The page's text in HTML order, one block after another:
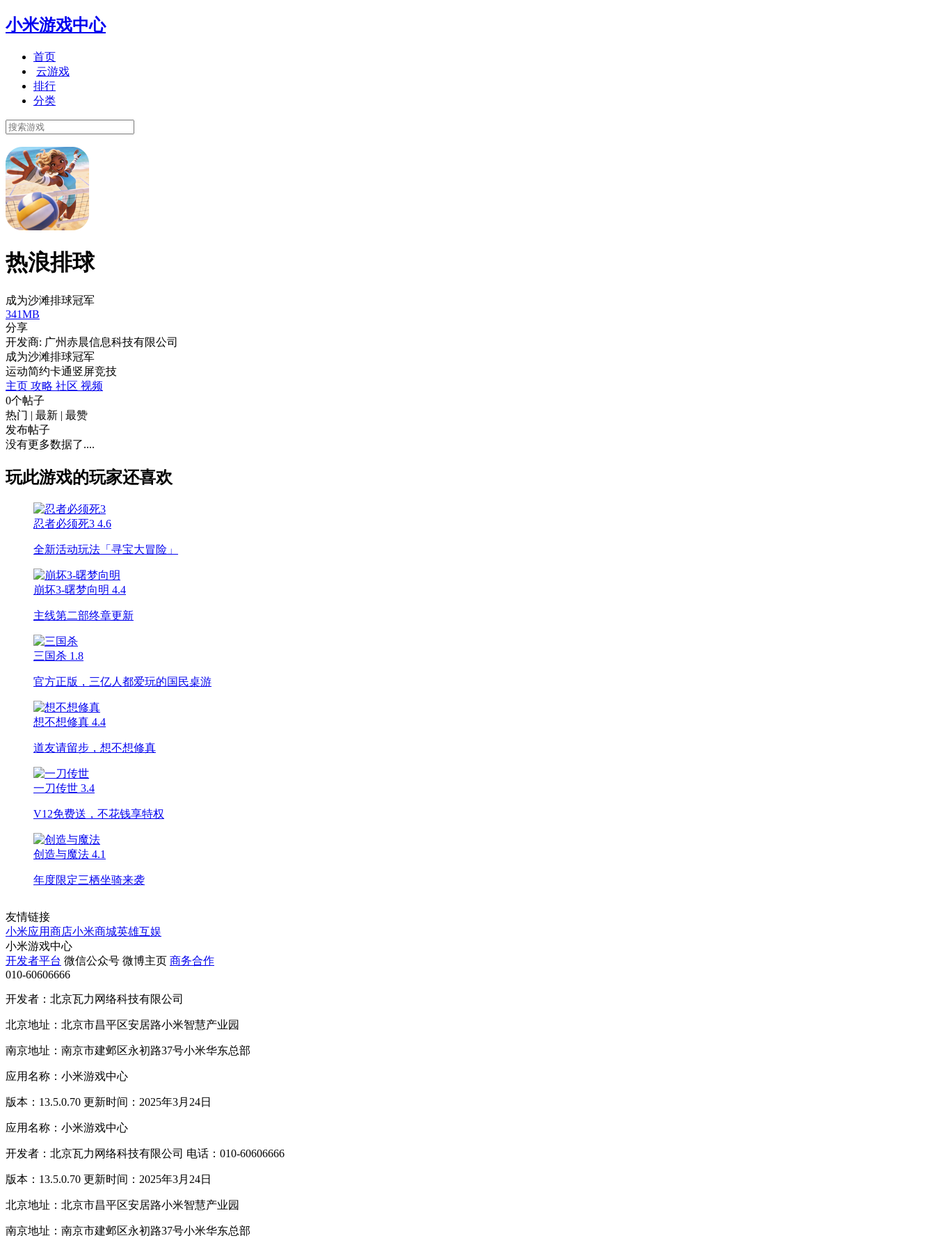
小米游戏中心
首页
云游戏
排行
分类
热浪排球
成为沙滩排球冠军
341MB
分享
开发商: 广州赤晨信息科技有限公司
成为沙滩排球冠军
运动简约卡通竖屏竞技
主页 攻略 社区 视频
0个帖子
热门 | 最新 | 最赞
发布帖子
没有更多数据了....
玩此游戏的玩家还喜欢
忍者必须死3 4.6
全新活动玩法「寻宝大冒险」
崩坏3-曙梦向明 4.4
主线第二部终章更新
三国杀 1.8
官方正版，三亿人都爱玩的国民桌游
想不想修真 4.4
道友请留步，想不想修真
一刀传世 3.4
V12免费送，不花钱享特权
创造与魔法 4.1
年度限定三栖坐骑来袭
友情链接
小米应用商店小米商城英雄互娱
小米游戏中心
开发者平台 微信公众号 微博主页 商务合作
010-60606666
开发者：北京瓦力网络科技有限公司
北京地址：北京市昌平区安居路小米智慧产业园
南京地址：南京市建邺区永初路37号小米华东总部
应用名称：小米游戏中心
版本：13.5.0.70 更新时间：2025年3月24日
应用名称：小米游戏中心
开发者：北京瓦力网络科技有限公司 电话：010-60606666
版本：13.5.0.70 更新时间：2025年3月24日
北京地址：北京市昌平区安居路小米智慧产业园
南京地址：南京市建邺区永初路37号小米华东总部